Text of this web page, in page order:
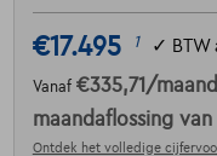
€17.495 1 ✓ BTW
Vanaf €335,71 /maand
maandaflossing van
Ontdek het volledige